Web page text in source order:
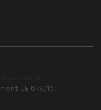
UE 679/16.